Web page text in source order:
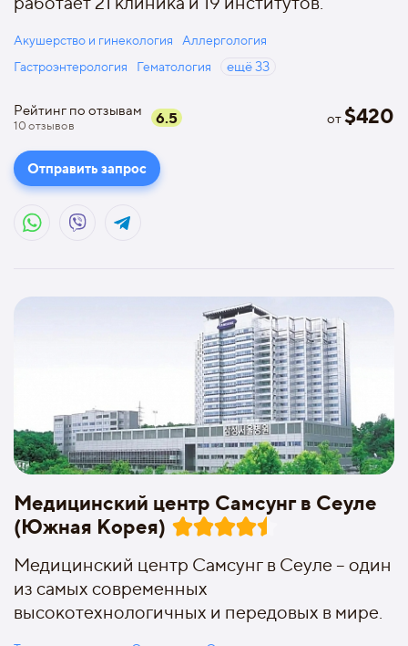
Акушерство и гинекология
Аллергология
Гастроэнтерология
Гематология ещё33
Рейтинг по отзывам
10отзывов 6.5 от$420
Отправить запрос
Медицинский центр Самсунг в Сеуле
(Южная Корея)
Медицинский центр Самсунг в Сеуле – один
из самых современных
высокотехнологичных и передовых в мире.